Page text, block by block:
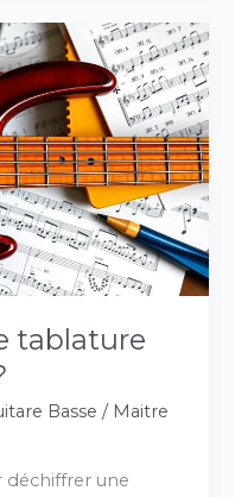
tablature
Basse / Maitre
déchiffrer une